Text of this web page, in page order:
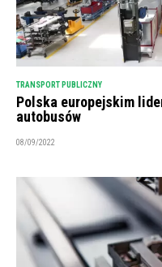
TRANSPORT PUBLICZNY
Polska europejskim
autobusów
08/09/2022